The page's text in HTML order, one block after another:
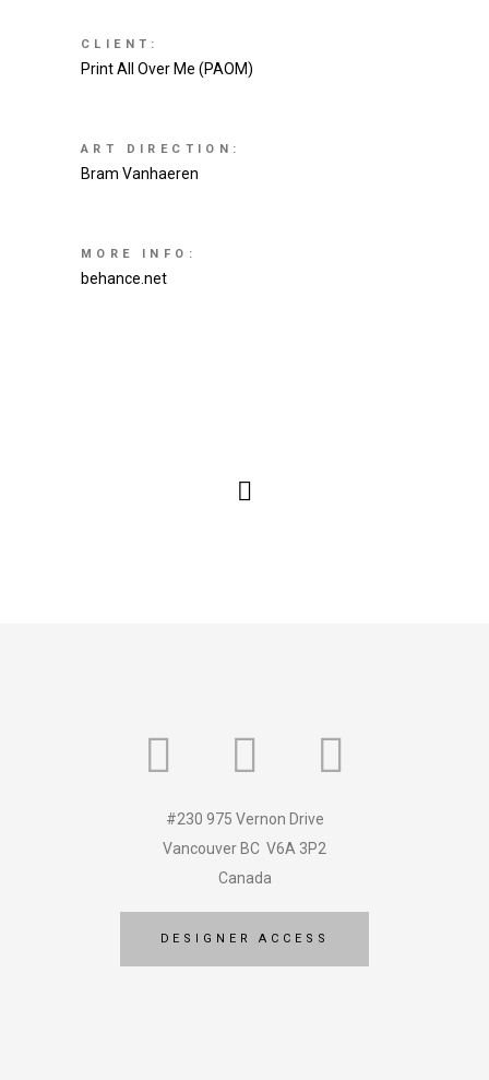
CLIENT:
Print All Over Me (PAOM)
ART DIRECTION:
Bram Vanhaeren
MORE INFO:
behance.net
#230 975 Vernon Drive
Vancouver BC V6A 3P2
Canada
DESIGNER ACCESS